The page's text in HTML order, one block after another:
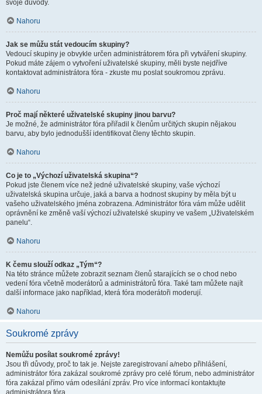
svoje důvody.
Nahoru
Jak se můžu stát vedoucím skupiny?
Vedoucí skupiny je obvykle určen administrátorem fóra při vytváření skupiny.
Pokud máte zájem o vytvoření uživatelské skupiny, měli byste nejdříve
kontaktovat administrátora fóra - zkuste mu poslat soukromou zprávu.
Nahoru
Proč mají některé uživatelské skupiny jinou barvu?
Je možné, že administrátor fóra přiřadil k členům určitých skupin nějakou
barvu, aby bylo jednodušší identifikovat členy těchto skupin.
Nahoru
Co je to „Výchozí uživatelská skupina“?
Pokud jste členem více než jedné uživatelské skupiny, vaše výchozí
uživatelská skupina určuje, jaká a barva a hodnost skupiny by měla být u
vašeho uživatelského jména zobrazena. Administrátor fóra vám může udělit
oprávnění ke změně vaší výchozí uživatelské skupiny ve vašem „Uživatelském
panelu“.
Nahoru
K čemu slouží odkaz „Tým“?
Na této stránce můžete zobrazit seznam členů starajících se o chod nebo
vedení fóra včetně moderátorů a administrátorů fóra. Také tam můžete najít
další informace jako například, která fóra moderátoři moderují.
Nahoru
Soukromé zprávy
Nemůžu posílat soukromé zprávy!
Jsou tři důvody, proč to tak je. Nejste zaregistrovaní a/nebo přihlášení,
administrátor fóra zakázal soukromé zprávy pro celé fórum, nebo administrátor
fóra zakázal přímo vám odesílání zpráv. Pro více informací kontaktujte
administrátora fóra.